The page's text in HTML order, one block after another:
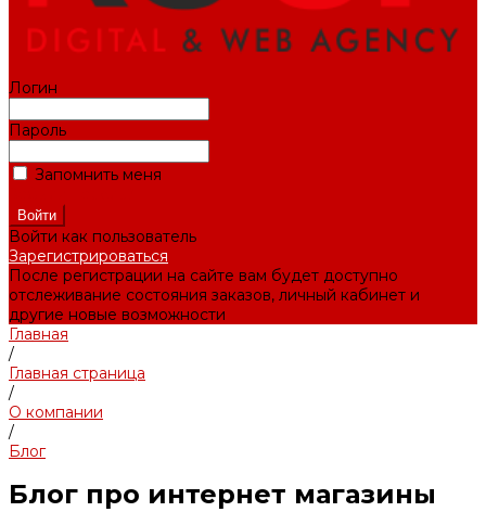
Логин
Пароль
Запомнить меня
Войти как пользователь
Зарегистрироваться
После регистрации на сайте вам будет доступно
отслеживание состояния заказов, личный кабинет и
другие новые возможности
Главная
/
Главная страница
/
О компании
/
Блог
Блог про интернет магазины